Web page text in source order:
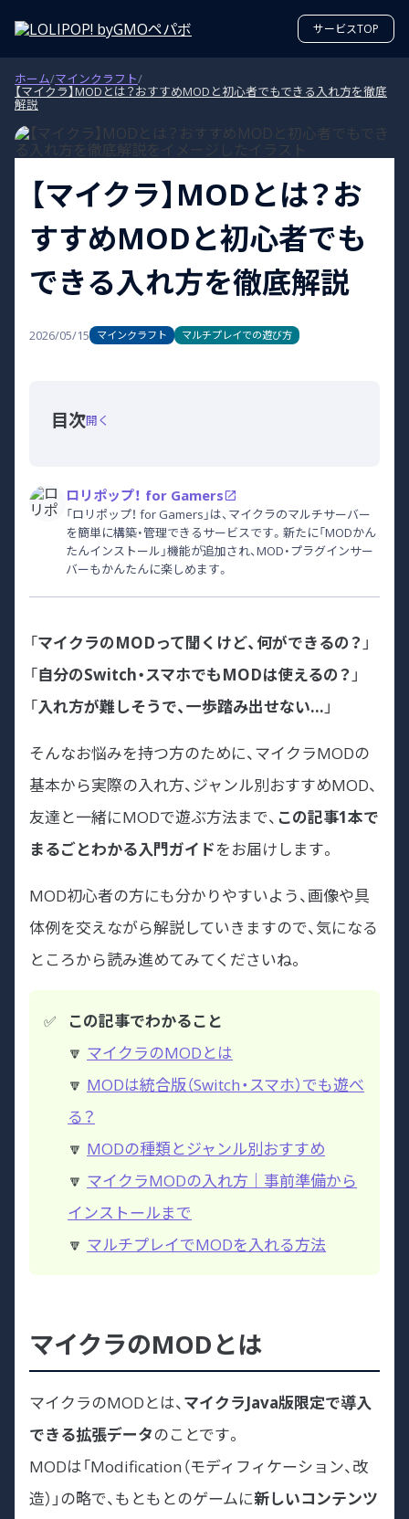
サービスTOP
ホーム/マインクラフト/
【マイクラ】MODとは？おすすめMODと初心者でもできる入れ方を徹底
解説
【マイクラ】MODとは？お
すすめMODと初心者でも
できる入れ方を徹底解説
2026/05/15 マインクラフト マルチプレイでの遊び方
目次開く
ロリポップ！ for Gamers
「ロリポップ！ for Gamers」は、マイクラのマルチサーバー
を簡単に構築・管理できるサービスです。新たに「MODかん
たんインストール」機能が追加され、MOD・プラグインサー
バーもかんたんに楽しめます。
「マイクラのMODって聞くけど、何ができるの？ 」
「自分のSwitch・スマホでもMODは使えるの？ 」
「入れ方が難しそうで、一歩踏み出せない… 」
そんなお悩みを持つ方のために、マイクラMODの
基本から実際の入れ方、ジャンル別おすすめMOD、
友達と一緒にMODで遊ぶ方法まで、 この記事1本で
まるごとわかる入門ガイドをお届けします。
MOD初心者の方にも分かりやすいよう、画像や具
体例を交えながら解説していきますので、気になる
ところから読み進めてみてくださいね。
この記事でわかること
🔽 マイクラのMODとは
🔽 MODは統合版（Switch・スマホ）でも遊べ
る？
🔽 MODの種類とジャンル別おすすめ
🔽 マイクラMODの入れ方｜事前準備から
インストールまで
🔽 マルチプレイでMODを入れる方法
マイクラのMODとは
マイクラのMODとは、マイクラJava版限定で導入
できる拡張データのことです。
MODは「Modification（モディフィケーション、改
造）」の略で、もともとのゲームに新しいコンテンツ